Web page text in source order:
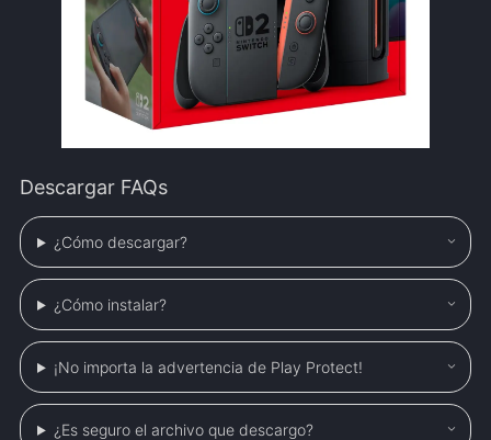
Descargar FAQs
¿Cómo descargar?
¿Cómo instalar?
¡No importa la advertencia de Play Protect!
¿Es seguro el archivo que descargo?